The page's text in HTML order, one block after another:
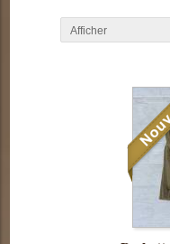
Afficher